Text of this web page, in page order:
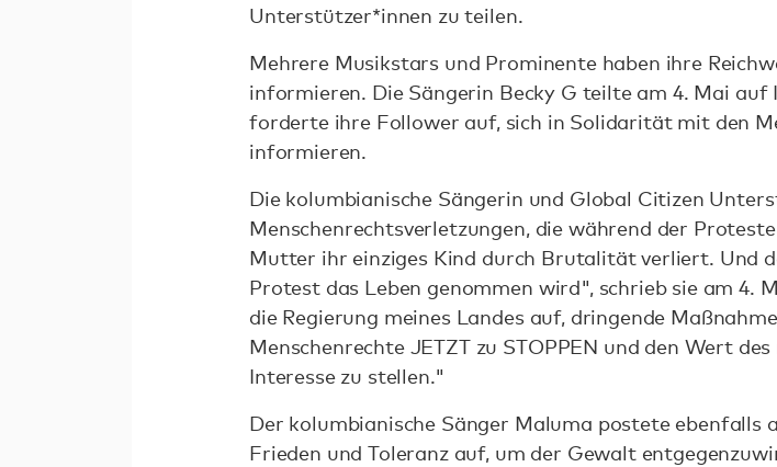
Unterstützer*innen zu teilen.
Mehrere Musikstars und Prominente haben ihre
informieren. Die Sängerin Becky G teilte am 4. Mai
forderte ihre Follower auf, sich in Solidarität mit den
informieren.
Die kolumbianische Sängerin und Global Citizen
Menschenrechtsverletzungen, die während der
Mutter ihr einziges Kind durch Brutalität verliert. Und
Protest das Leben genommen wird", schrieb sie am 4.
die Regierung meines Landes auf, dringende
Menschenrechte JETZT zu STOPPEN und den Wert
Interesse zu stellen."
Der kolumbianische Sänger Maluma postete
Frieden und Toleranz auf, um der Gewalt